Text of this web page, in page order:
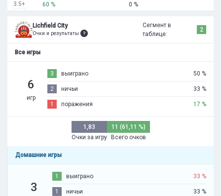
3.5+
60 %
0 %
Lichfield City
Очки и результаты
Сегмент в
таблице:
2
Все игры
6
игр
3 выиграно 50 %
2 ничьи 33 %
1 поражения 17 %
1,83
Очки за игру
11 (61,11 %)
Всего очков
Домашние игры
3
1 выиграно 33 %
1 ничьи 33 %